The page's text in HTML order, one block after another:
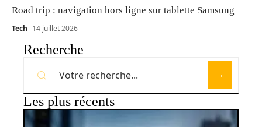
Road trip : navigation hors ligne sur tablette Samsung
Tech 14 juillet 2026
Recherche
Les plus récents